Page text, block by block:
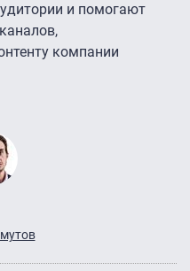
и помогают
компании